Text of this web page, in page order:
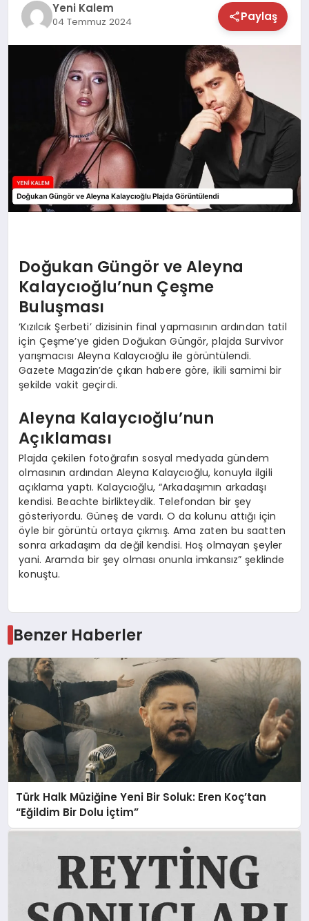
TEKNOLOJİ
SAĞLIK
MAGAZİN
Yeni Kalem
04 Temmuz 2024 Paylaş
Doğukan Güngör ve Aleyna
Kalaycıoğlu’nun Çeşme
Buluşması
‘Kızılcık Şerbeti’ dizisinin final yapmasının ardından tatil
için Çeşme’ye giden Doğukan Güngör, plajda Survivor
yarışmacısı Aleyna Kalaycıoğlu ile görüntülendi.
Gazete Magazin’de çıkan habere göre, ikili samimi bir
şekilde vakit geçirdi.
Aleyna Kalaycıoğlu’nun
Açıklaması
Plajda çekilen fotoğrafın sosyal medyada gündem
olmasının ardından Aleyna Kalaycıoğlu, konuyla ilgili
açıklama yaptı. Kalaycıoğlu, “Arkadaşımın arkadaşı
kendisi. Beachte birlikteydik. Telefondan bir şey
gösteriyordu. Güneş de vardı. O da kolunu attığı için
öyle bir görüntü ortaya çıkmış. Ama zaten bu saatten
sonra arkadaşım da değil kendisi. Hoş olmayan şeyler
yani. Aramda bir şey olması onunla imkansız” şeklinde
konuştu.
Benzer Haberler
Türk Halk Müziğine Yeni Bir Soluk: Eren Koç’tan
“Eğildim Bir Dolu İçtim”